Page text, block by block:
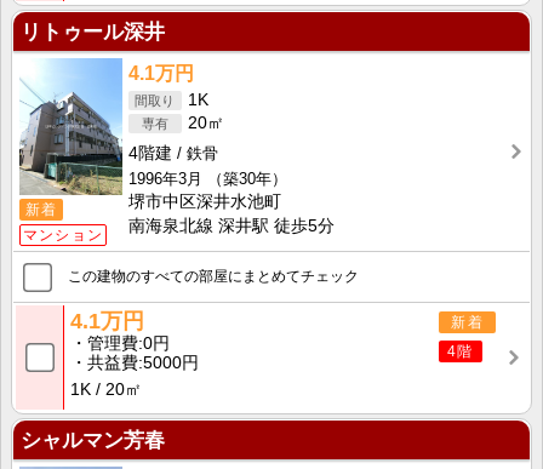
リトゥール深井
新着
マンション
4.1万円
1K
20㎡
4階建
鉄骨
1996年3月
（築30年）
堺市中区深井水池町
南海泉北線 深井駅 徒歩5分
この建物のすべての部屋にまとめてチェック
新着
4階
4.1万円
管理費 0円
共益費 5000円
1K
20㎡
シャルマン芳春